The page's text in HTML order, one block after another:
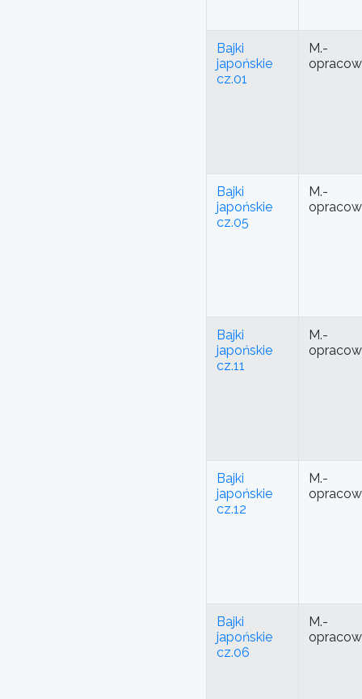
Bajki
japońskie
cz.01
M.-
Bajki
japońskie
cz.05
M.-
Bajki
japońskie
cz.11
M.-
Bajki
japońskie
cz.12
M.-
Bajki
japońskie
cz.06
M.-